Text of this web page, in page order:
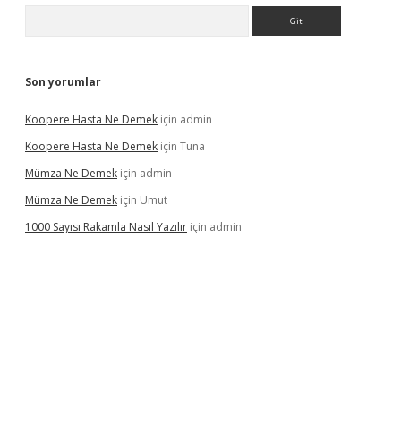
Son yorumlar
Koopere Hasta Ne Demek için admin
Koopere Hasta Ne Demek için Tuna
Mümza Ne Demek için admin
Mümza Ne Demek için Umut
1000 Sayısı Rakamla Nasıl Yazılır için admin